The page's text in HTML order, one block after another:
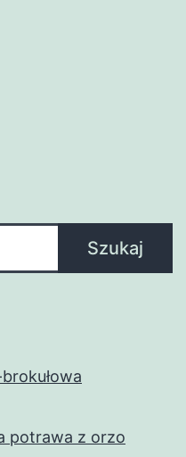
Szukaj
potrawa z orzo